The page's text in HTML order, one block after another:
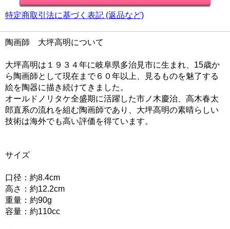
特定商取引法に基づく表記 (返品など)
陶画師 大坪高明について
大坪高明は１９３４年に岐阜県多治見市に生まれ、15歳か
ら陶画師として現在まで６０年以上、見るものを魅了する
絵を陶器に描き続けてきました。
オールドノリタケ全盛期に活躍した市ノ木慶治、高木春太
郎直系の流れを組む陶画師であり、大坪高明の素晴らしい
技術は海外でも高い評価を得ています。
サイズ
口径：約8.4cm
高さ：約12.2cm
重量：約90g
容量：約110cc